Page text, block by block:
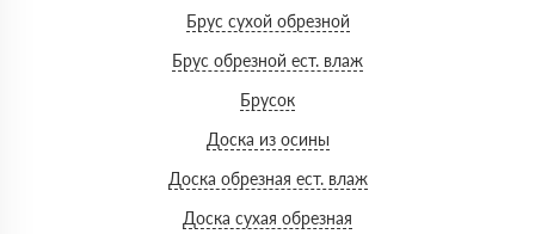
Брус сухой обрезной
Брус обрезной ест. влаж
Брусок
Доска из осины
Доска обрезная ест. влаж
Доска сухая обрезная